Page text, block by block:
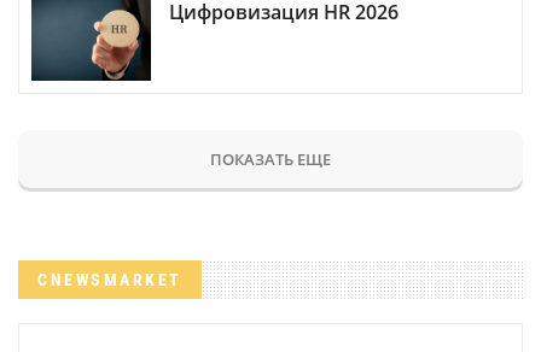
Цифровизация HR 2026
ПОКАЗАТЬ ЕЩЕ
CNEWSMARKET